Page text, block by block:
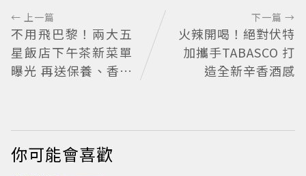
← 上一篇
不用飛巴黎！兩大五
星飯店下午茶新菜單
曝光 再送保養、香氛
下一篇 →
火辣開喝！絕對伏特
加攜手TABASCO 打
造全新辛香酒感
你可能會喜歡